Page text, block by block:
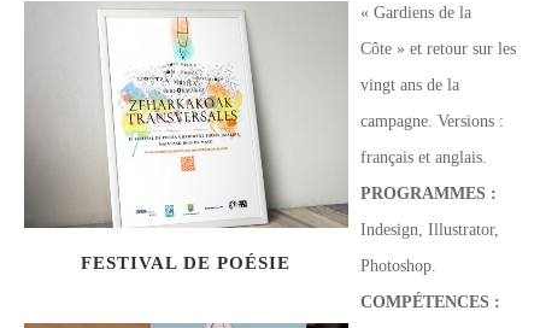
FESTIVAL DE POÉSIE
« Gardiens de la
Côte » et retour sur les
vingt ans de la
campagne. Versions :
français et anglais.
PROGRAMMES :
Indesign, Illustrator,
Photoshop.
COMPÉTENCES :